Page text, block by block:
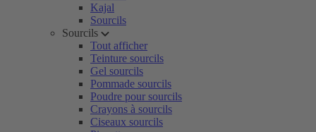
Kajal
Sourcils
Sourcils
Tout afficher
Teinture sourcils
Gel sourcils
Pommade sourcils
Poudre pour sourcils
Crayons à sourcils
Ciseaux sourcils